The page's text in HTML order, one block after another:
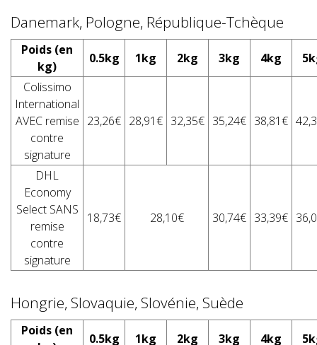
Danemark, Pologne, République-Tchèque
Poids (en
kg)
0.5kg 1kg 2kg 3kg 4kg
Colissimo
International
AVEC remise
contre
signature
23,26€ 28,91€ 32,35€ 35,24€ 38,81€
DHL
Economy
Select SANS
remise
contre
signature
18,73€ 28,10€ 30,74€ 33,39€
Hongrie, Slovaquie, Slovénie, Suède
Poids (en
0.5kg 1kg 2kg 3kg 4kg